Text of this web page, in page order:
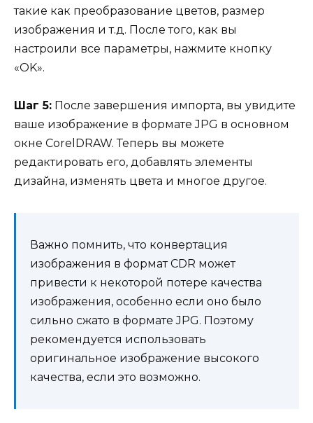
такие как преобразование цветов, размер
изображения и т.д. После того, как вы
настроили все параметры, нажмите кнопку
«OK».
Шаг 5: После завершения импорта, вы увидите
ваше изображение в формате JPG в основном
окне CorelDRAW. Теперь вы можете
редактировать его, добавлять элементы
дизайна, изменять цвета и многое другое.
Важно помнить, что конвертация
изображения в формат CDR может
привести к некоторой потере качества
изображения, особенно если оно было
сильно сжато в формате JPG. Поэтому
рекомендуется использовать
оригинальное изображение высокого
качества, если это возможно.